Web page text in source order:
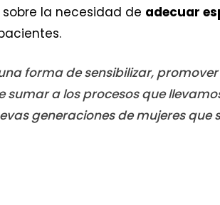
sobre la necesidad de adecuar
forma de sensibilizar,
sumar a los procesos que
generaciones de mujeres que